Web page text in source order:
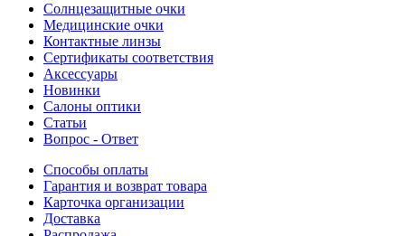
Солнцезащитные очки
Медицинские очки
Контактные линзы
Сертификаты соответствия
Аксессуары
Новинки
Салоны оптики
Статьи
Вопрос - Ответ
Способы оплаты
Гарантия и возврат товара
Карточка организации
Доставка